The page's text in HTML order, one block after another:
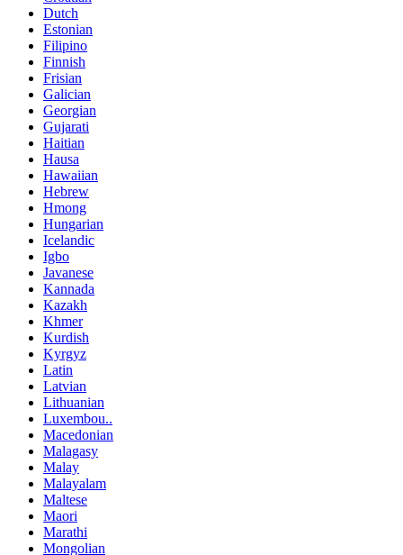
Dutch
Estonian
Filipino
Finnish
Frisian
Galician
Georgian
Gujarati
Haitian
Hausa
Hawaiian
Hebrew
Hmong
Hungarian
Icelandic
Igbo
Javanese
Kannada
Kazakh
Khmer
Kurdish
Kyrgyz
Latin
Latvian
Lithuanian
Luxembou..
Macedonian
Malagasy
Malay
Malayalam
Maltese
Maori
Marathi
Mongolian